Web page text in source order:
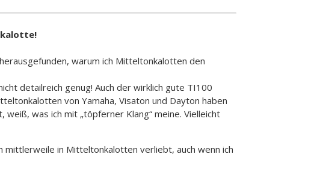
warum ich Mitteltonkalotten den
detailreich genug! Auch der wirklich gute TI100
von Yamaha, Visaton und Dayton haben
weiß, was ich mit „töpferner Klang“ meine. Vielleicht
mittlerweile in Mitteltonkalotten verliebt, auch wenn ich